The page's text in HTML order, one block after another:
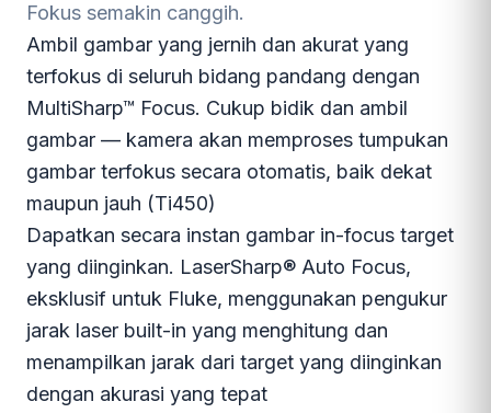
Fokus semakin canggih.
Ambil gambar yang jernih dan akurat yang
terfokus di seluruh bidang pandang dengan
MultiSharp™ Focus. Cukup bidik dan ambil
gambar — kamera akan memproses tumpukan
gambar terfokus secara otomatis, baik dekat
maupun jauh (Ti450)
Dapatkan secara instan gambar in-focus target
yang diinginkan. LaserSharp® Auto Focus,
eksklusif untuk Fluke, menggunakan pengukur
jarak laser built-in yang menghitung dan
menampilkan jarak dari target yang diinginkan
dengan akurasi yang tepat